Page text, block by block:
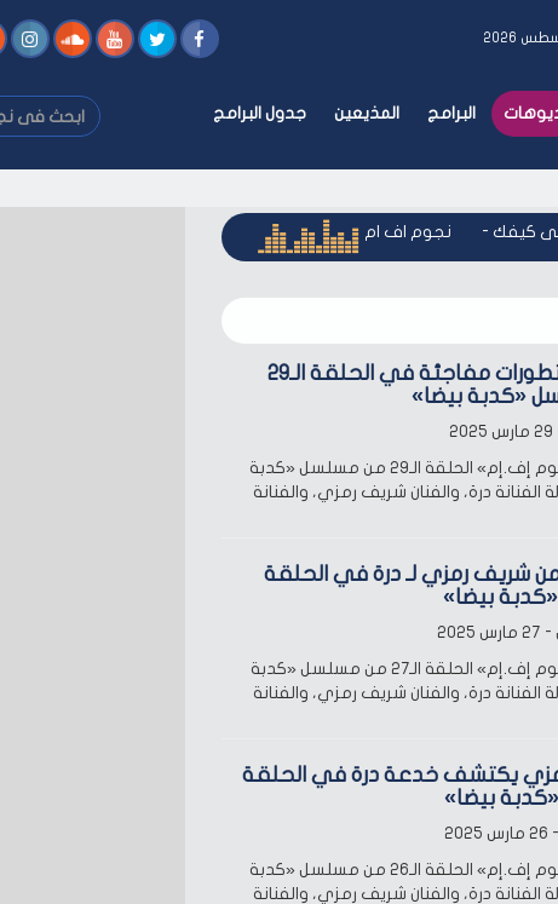
البرامج المذيعين جدول البرامج
ابحث
فى
فى
-كيفك -نجوم اف ام - على كيفك نجوم اف ام - على كيفك
أحداث وتطورات مفاجئة في الحلقة الـ29
«كدبة بيضا»
أذاعت «نجوم إف.إم» الحلقة الـ29 من مسلسل «كدبة
الفنانة درة، والفنان شريف رمزي، والفنانة
شريف رمزي لـ درة في الحلقة
أذاعت «نجوم إف.إم» الحلقة الـ27 من مسلسل «كدبة
الفنانة درة، والفنان شريف رمزي، والفنانة
يكتشف خدعة درة في الحلقة
أذاعت «نجوم إف.إم» الحلقة الـ26 من مسلسل «كدبة
الفنانة درة، والفنان شريف رمزي، والفنانة